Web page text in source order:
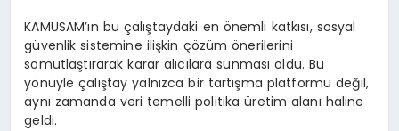
KAMUSAM’ın bu çalıştaydaki en önemli katkısı, sosyal
güvenlik sistemine ilişkin çözüm önerilerini
somutlaştırarak karar alıcılara sunması oldu. Bu
yönüyle çalıştay yalnızca bir tartışma platformu değil,
aynı zamanda veri temelli politika üretim alanı haline
geldi.